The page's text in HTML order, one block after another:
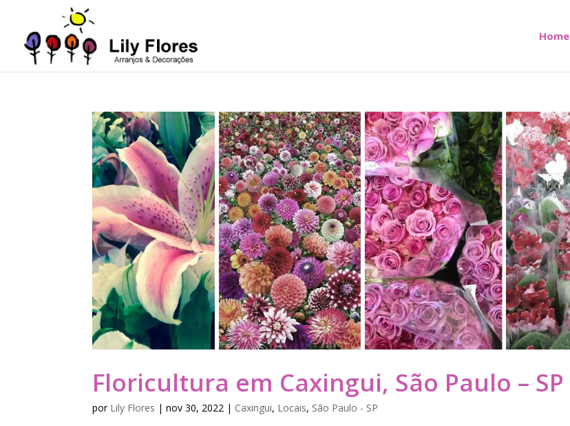
Home
Floricultura em Caxingui, São Paulo – SP
por Lily Flores |nov 30, 2022 | Caxingui, Locais, São Paulo - SP